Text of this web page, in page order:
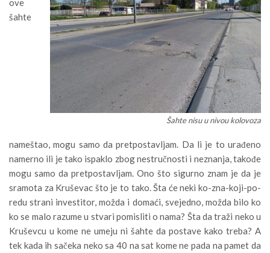
Šahte nisu u nivou kolovoza
ove
šahte
nameštao, mogu samo da pretpostavljam. Da li je to urađeno
namerno ili je tako ispaklo zbog nestručnosti i neznanja, takođe
mogu samo da pretpostavljam. Ono što sigurno znam je da je
sramota za Kruševac što je to tako. Šta će neki ko-zna-koji-po-
redu strani investitor, možda i domaći, svejedno, možda bilo ko
ko se malo razume u stvari pomisliti o nama? Šta da traži neko u
Kruševcu u kome ne umeju ni šahte da postave kako treba? A
tek kada ih sačeka neko sa 40 na sat kome ne pada na pamet da